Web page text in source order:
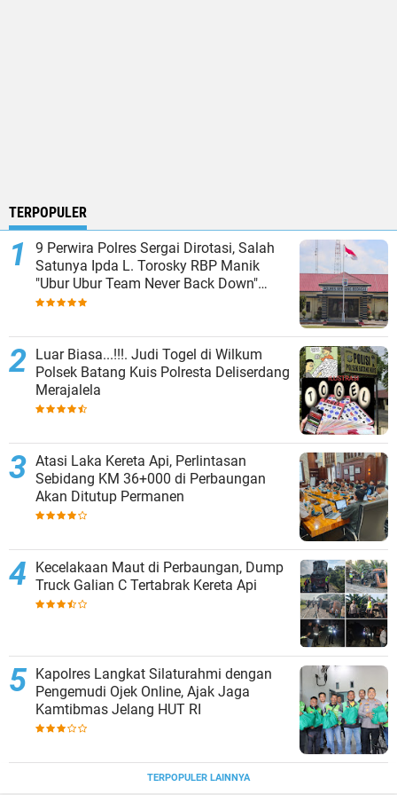
TERPOPULER
9 Perwira Polres Sergai Dirotasi, Salah
Satunya Ipda L. Torosky RBP Manik
"Ubur Ubur Team Never Back Down"
Menempati Polsek Dolok Masihul
Luar Biasa...!!!. Judi Togel di Wilkum
Polsek Batang Kuis Polresta Deliserdang
Merajalela
Atasi Laka Kereta Api, Perlintasan
Sebidang KM 36+000 di Perbaungan
Akan Ditutup Permanen
Kecelakaan Maut di Perbaungan, Dump
Truck Galian C Tertabrak Kereta Api
Kapolres Langkat Silaturahmi dengan
Pengemudi Ojek Online, Ajak Jaga
Kamtibmas Jelang HUT RI
TERPOPULER LAINNYA